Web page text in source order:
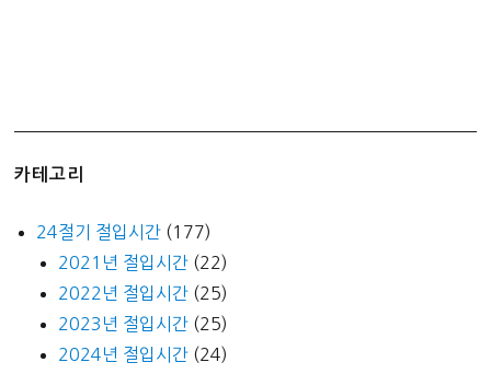
입
카테고리
24절기 절입시간 (177)
2021년 절입시간 (22)
2022년 절입시간 (25)
2023년 절입시간 (25)
2024년 절입시간 (24)